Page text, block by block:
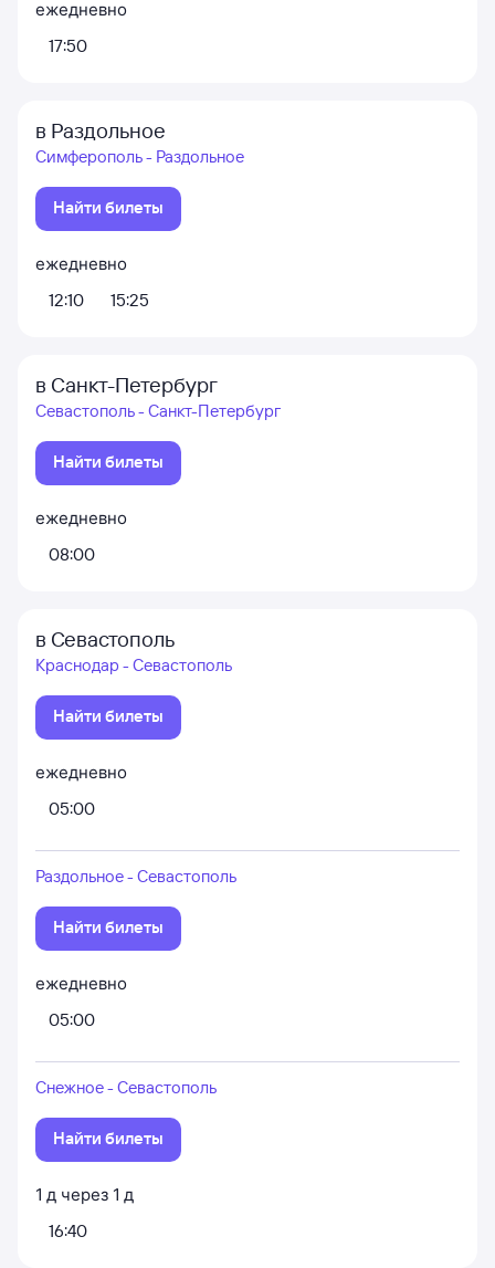
ежедневно
17:50
в Раздольное
Симферополь - Раздольное
Найти билеты
ежедневно
12:10
15:25
в Санкт-Петербург
Севастополь - Санкт-Петербург
Найти билеты
ежедневно
08:00
в Севастополь
Краснодар - Севастополь
Найти билеты
ежедневно
05:00
Раздольное - Севастополь
Найти билеты
ежедневно
05:00
Снежное - Севастополь
Найти билеты
1 д через 1 д
16:40